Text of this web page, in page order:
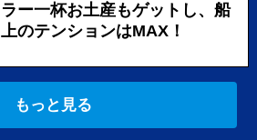
ラー一杯お土産もゲットし、船
上のテンションはMAX！
もっと見る